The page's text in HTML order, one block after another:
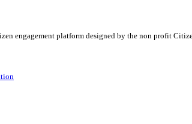
engagement platform designed by the non profit